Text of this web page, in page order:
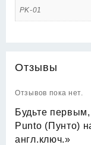
PK-01
Отзывы
Отзывов пока нет.
Будьте
Punto (Пунто)
англ.ключ.»